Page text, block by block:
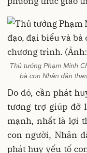
Thủ tướng Phạm Minh
bà con Nhân dân
Do đó, cần phát
tương trợ giúp đỡ
mạnh, nhất là lợi
con người, Nhân
phát huy yếu tố